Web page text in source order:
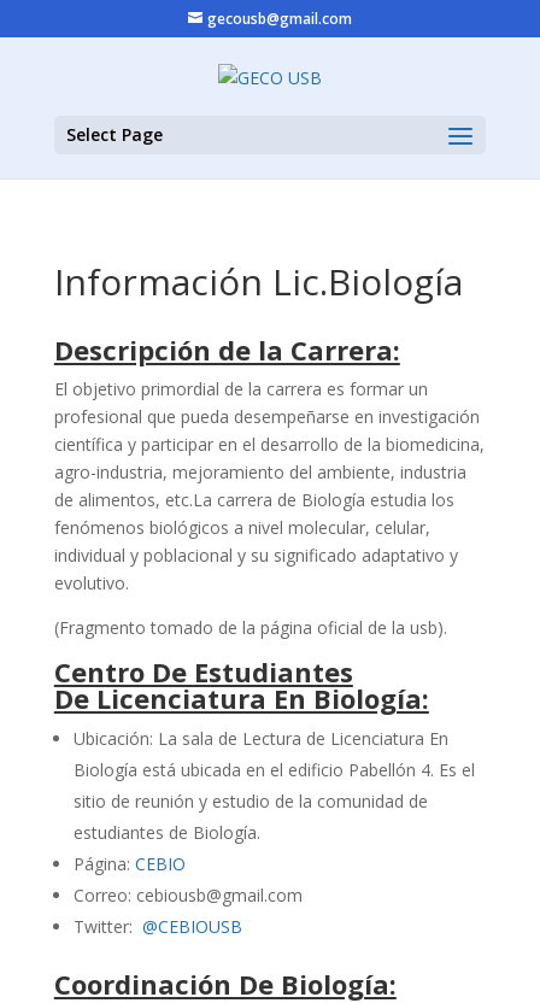
gecousb@gmail.com
Select Page
Información Lic.Biología
Descripción de la Carrera:
El objetivo primordial de la carrera es formar un
profesional que pueda desempeñarse en investigación
científica y participar en el desarrollo de la biomedicina,
agro-industria, mejoramiento del ambiente, industria
de alimentos, etc.La carrera de Biología estudia los
fenómenos biológicos a nivel molecular, celular,
individual y poblacional y su significado adaptativo y
evolutivo.
(Fragmento tomado de la página oficial de la usb).
Centro De Estudiantes
De Licenciatura En Biología:
Ubicación: La sala de Lectura de Licenciatura En
Biología está ubicada en el edificio Pabellón 4. Es el
sitio de reunión y estudio de la comunidad de
estudiantes de Biología.
Página: CEBIO
Correo: cebiousb@gmail.com
Twitter: @CEBIOUSB
Coordinación De Biología: